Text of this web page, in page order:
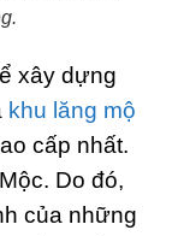
xây dựng
khu lăng mộ
cấp nhất.
Do đó,
của những